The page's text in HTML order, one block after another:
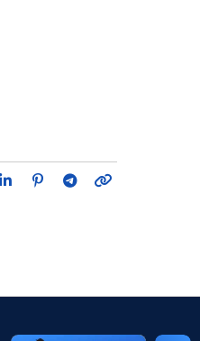
nº 67/2025)